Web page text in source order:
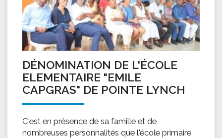
DÉNOMINATION DE L'ÉCOLE
ELEMENTAIRE "EMILE
CAPGRAS" DE POINTE LYNCH
C'est en présence de sa famille et de
nombreuses personnalités que l'école primaire